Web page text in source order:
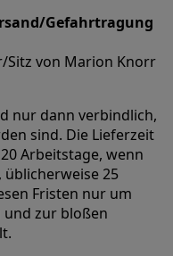
Gefahrtragung
Sitz von Marion Knorr
nur dann verbindlich,
sind. Die Lieferzeit
Arbeitstage, wenn
25
Fristen nur um
und zur bloßen